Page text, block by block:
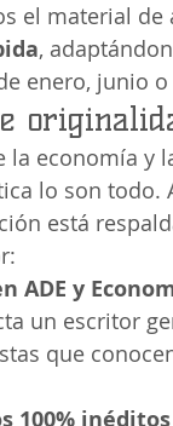
el material de
,
enero, junio
la economía y
lo son todo.
está
ADE y
un escritor
que
100%